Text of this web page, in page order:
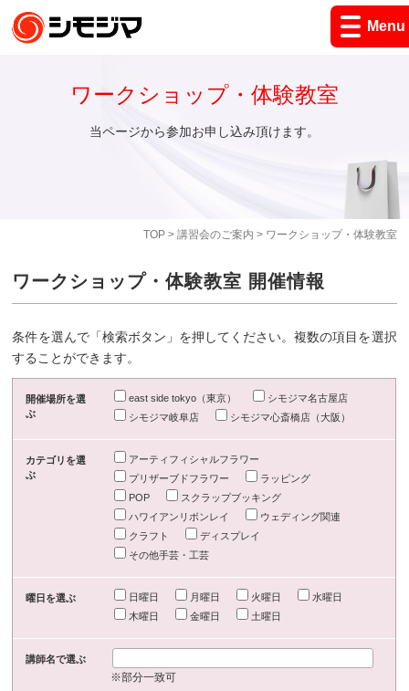
Menu
TOP> 講習会のご案内 > ワークショップ・体験教室
ワークショップ・体験教室
当ページから参加お申し込み頂けます。
ワークショップ・体験教室 開催情報
条件を選んで「検索ボタン」を押してください。複数の項目を選択
することができます。
開催場所を選
ぶ
east side tokyo（東京）
シモジマ名古屋店
シモジマ岐阜店
シモジマ心斎橋店（大阪）
カテゴリを選
ぶ
アーティフィシャルフラワー
プリザーブドフラワー
ラッピング
POP
スクラップブッキング
ハワイアンリボンレイ
ウェディング関連
クラフト
ディスプレイ
その他手芸・工芸
曜日を選ぶ 日曜日 月曜日 火曜日
水曜日
木曜日
金曜日 土曜日
講師名で選ぶ
※部分一致可